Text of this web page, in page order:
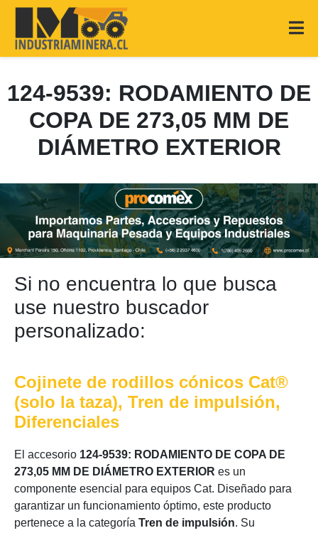
124-9539: RODAMIENTO DE
COPA DE 273,05 MM DE
DIÁMETRO EXTERIOR
Si no encuentra lo que busca
use nuestro buscador
personalizado:
Cojinete de rodillos cónicos Cat®
(solo la taza), Tren de impulsión,
Diferenciales
El accesorio 124-9539: RODAMIENTO DE COPA DE
273,05 MM DE DIÁMETRO EXTERIOR es un
componente esencial para equipos Cat. Diseñado para
garantizar un funcionamiento óptimo, este producto
pertenece a la categoría Tren de impulsión. Su